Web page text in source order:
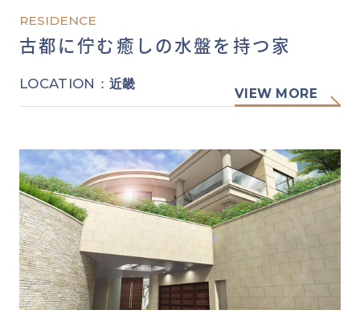
RESIDENCE
古都に佇む癒しの水盤を持つ家
LOCATION： 近畿
VIEW MORE